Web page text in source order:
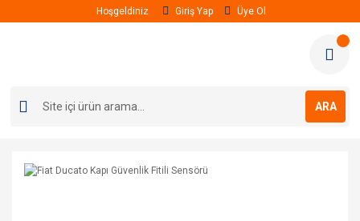
Hoşgeldiniz Giriş Yap Üye Ol
ARA